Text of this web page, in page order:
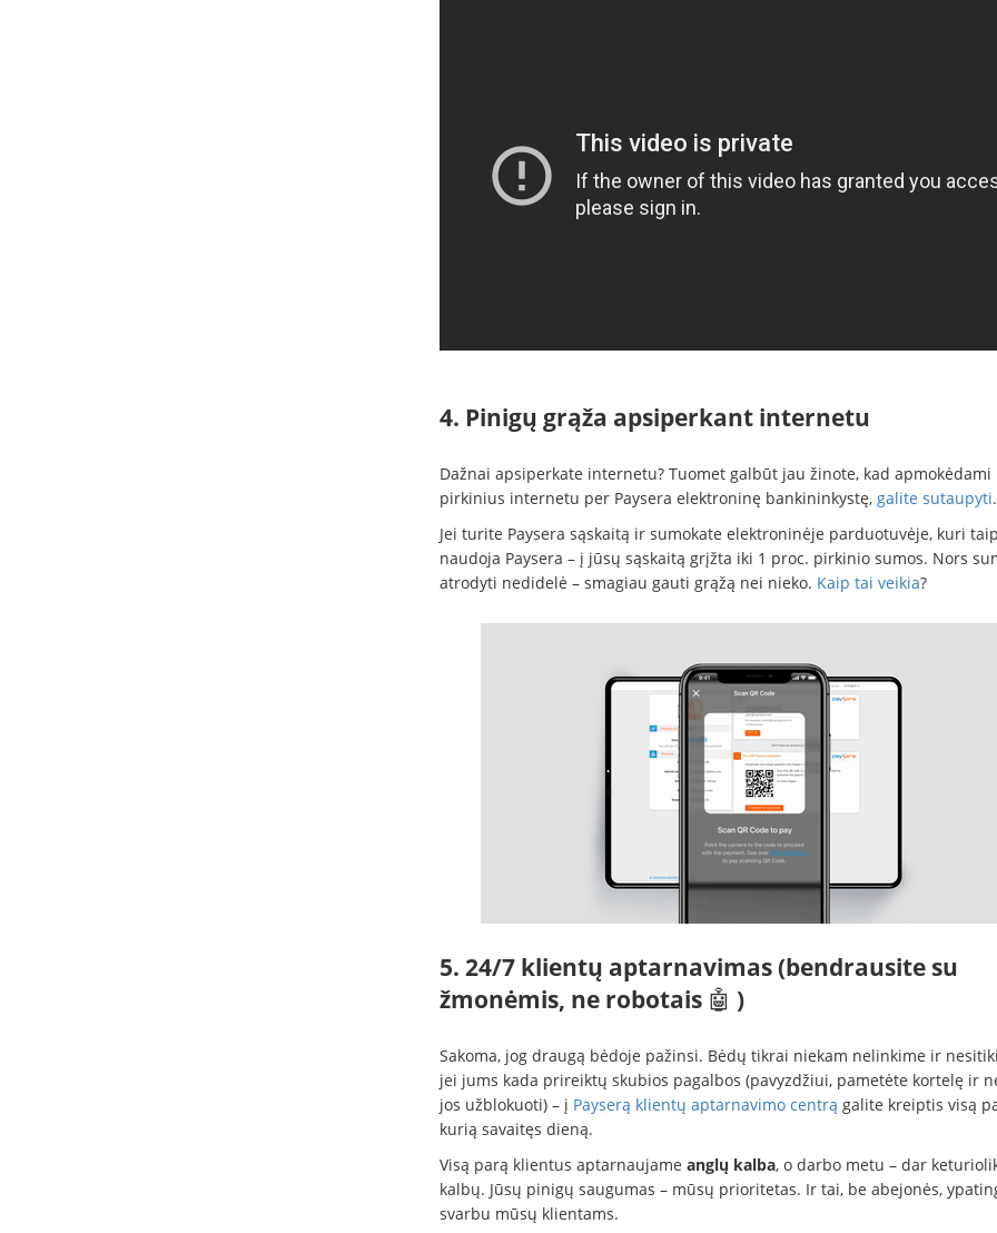
4. Pinigų grąža apsiperkant internetu
Dažnai apsiperkate internetu? Tuomet galbūt jau žinote, kad apmokėdami
pirkinius internetu per Paysera elektroninę bankininkystę, galite sutaupyti.
Jei turite Paysera sąskaitą ir sumokate elektroninėje parduotuvėje, kuri
naudoja Paysera – į jūsų sąskaitą grįžta iki 1 proc. pirkinio sumos. Nors
atrodyti nedidelė – smagiau gauti grąžą nei nieko. Kaip tai veikia?
5. 24/7 klientų aptarnavimas (bendrausite su
žmonėmis, ne robotais 🤖 )
Sakoma, jog draugą bėdoje pažinsi. Bėdų tikrai niekam nelinkime ir
jei jums kada prireiktų skubios pagalbos (pavyzdžiui, pametėte kortelę ir
jos užblokuoti) – į Payserą klientų aptarnavimo centrą galite kreiptis visą
kurią savaitęs dieną.
Visą parą klientus aptarnaujame anglų kalba, o darbo metu – dar
kalbų. Jūsų pinigų saugumas – mūsų prioritetas. Ir tai, be abejonės,
svarbu mūsų klientams.